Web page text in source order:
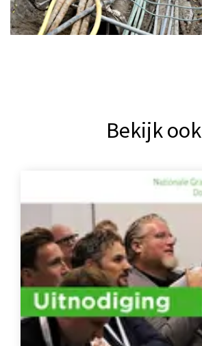
Bekijk ook